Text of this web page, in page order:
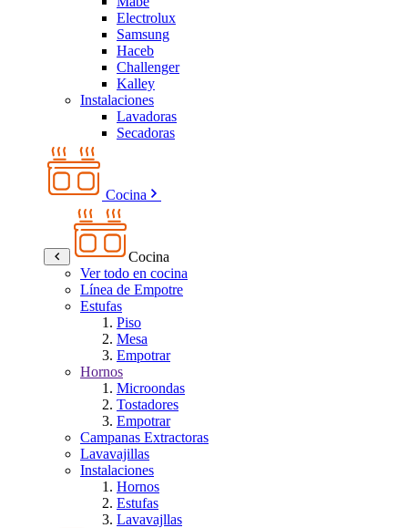
Electrolux
Samsung
Haceb
Challenger
Kalley
Instalaciones
Lavadoras
Secadoras
Cocina
Cocina
Ver todo en cocina
Línea de Empotre
Estufas
Piso
Mesa
Empotrar
Hornos
Microondas
Tostadores
Empotrar
Campanas Extractoras
Lavavajillas
Instalaciones
Hornos
Estufas
Lavavajllas